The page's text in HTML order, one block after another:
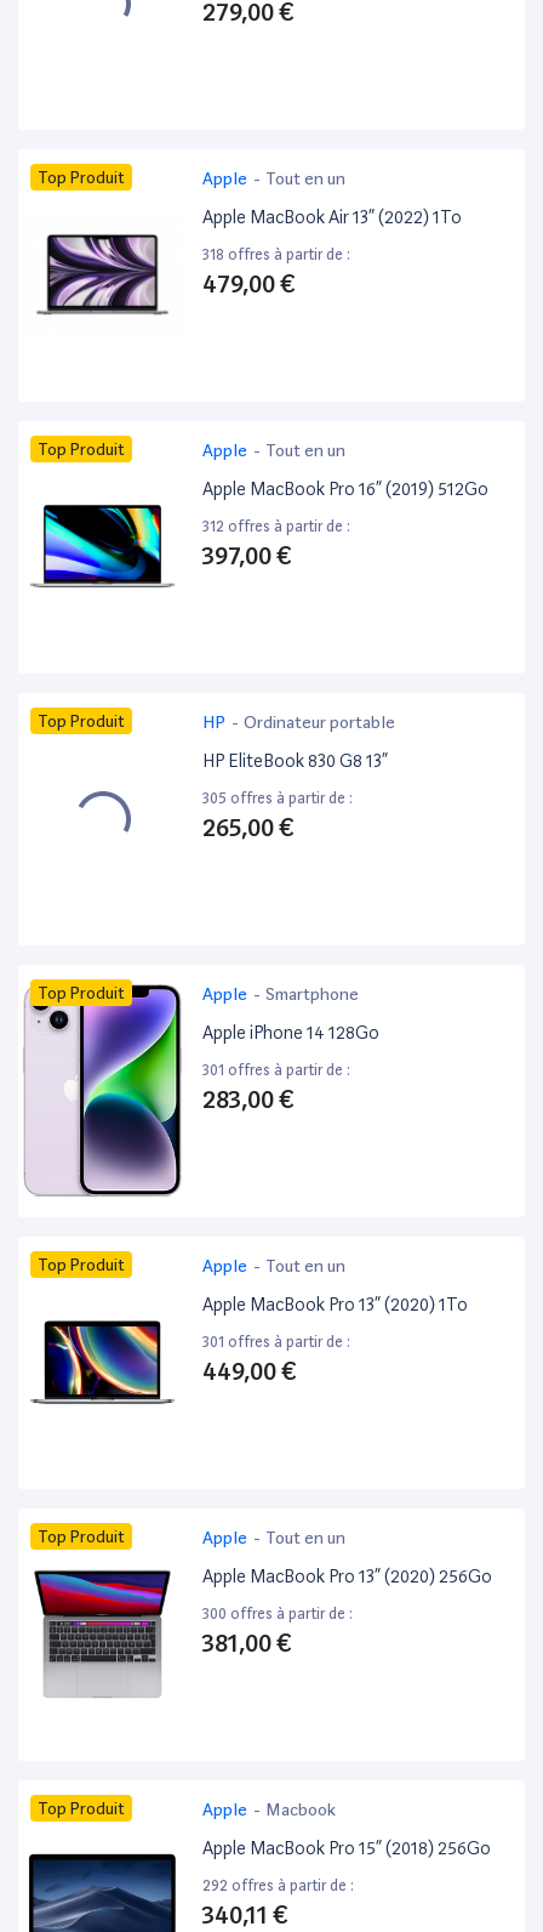
279,00 €
Top Produit Apple - Tout en un
Apple MacBook Air 13” (2022) 1To
318 offres à partir de :
479,00 €
Top Produit Apple - Tout en un
Apple MacBook Pro 16” (2019) 512Go
312 offres à partir de :
397,00 €
Top Produit HP - Ordinateur portable
HP EliteBook 830 G8 13”
305 offres à partir de :
265,00 €
Top Produit Apple - Smartphone
Apple iPhone 14 128Go
301 offres à partir de :
283,00 €
Top Produit Apple - Tout en un
Apple MacBook Pro 13” (2020) 1To
301 offres à partir de :
449,00 €
Top Produit Apple - Tout en un
Apple MacBook Pro 13” (2020) 256Go
300 offres à partir de :
381,00 €
Top Produit Apple - Macbook
Apple MacBook Pro 15” (2018) 256Go
292 offres à partir de :
340,11 €